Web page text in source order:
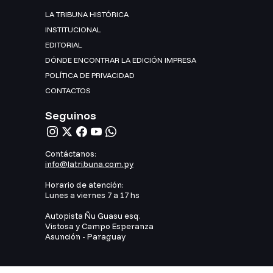
LA TRIBUNA HISTÓRICA
INSTITUCIONAL
EDITORIAL
DÓNDE ENCONTRAR LA EDICIÓN IMPRESA
POLÍTICA DE PRIVACIDAD
CONTACTOS
Seguinos
Contáctanos:
info@latribuna.com.py
Horario de atención:
Lunes a viernes 7 a 17 hs
Autopista Ñu Guasu esq.
Vistosa y Campo Esperanza
Asunción - Paraguay